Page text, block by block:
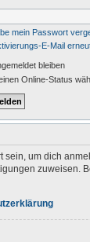
mein Passwort
E-Mail
bleiben
Online-Status
sein, um dich
zuweisen.